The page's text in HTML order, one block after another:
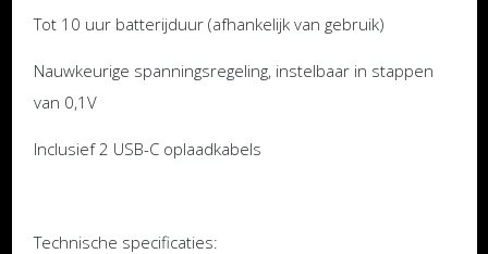
Tot 10 uur batterijduur (afhankelijk van gebruik)
Nauwkeurige spanningsregeling, instelbaar in stappen
van 0,1V
Inclusief 2 USB-C oplaadkabels
Technische specificaties: